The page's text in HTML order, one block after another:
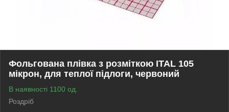
Фольгована плівка з розміткою ITAL 105
мікрон, для теплої підлоги, червоний
В наявності 1100 од.
Роздріб